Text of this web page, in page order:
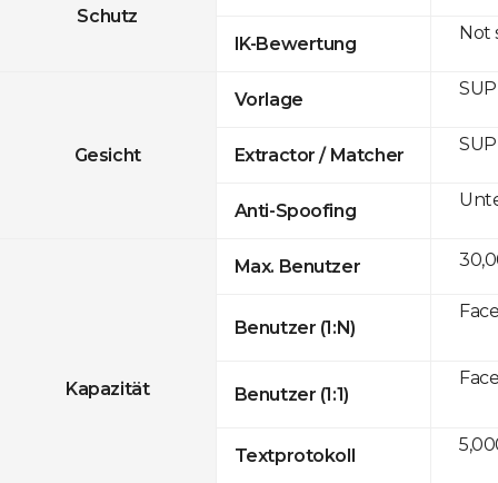
Schutz
IK-Bewertung
Gesicht
Vorlage
Extractor / Matcher
Anti-Spoofing
Kapazität
Max. Benutzer
Benutzer (1:N)
Benutzer (1:1)
Textprotokoll
Not